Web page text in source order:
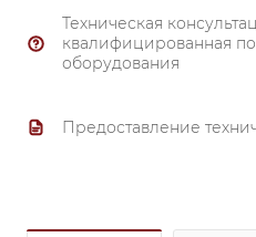
чугун.
Тройной контроль качества.
Материал обмотки - 99.7%
Техническая
квалифицированная
оборудования
Предоставление